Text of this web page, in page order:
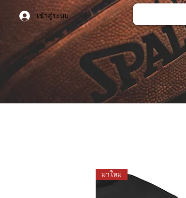
เข้าสู่ระบบ
มาใหม่